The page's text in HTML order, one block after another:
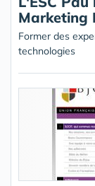
Marketing
Former des
technologies